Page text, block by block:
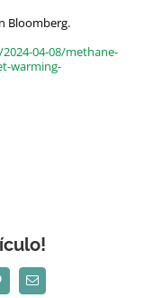
Bloomberg.
04-08/methane-
warming-
Correo